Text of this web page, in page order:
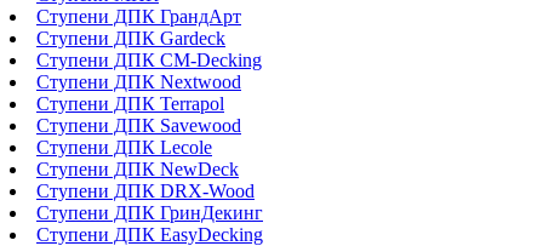
Ступени ДПК ГрандАрт
Ступени ДПК Gardeck
Ступени ДПК CM-Decking
Ступени ДПК Nextwood
Ступени ДПК Terrapol
Ступени ДПК Savewood
Ступени ДПК Lecole
Ступени ДПК NewDeck
Ступени ДПК DRX-Wood
Ступени ДПК ГринДекинг
Ступени ДПК EasyDecking